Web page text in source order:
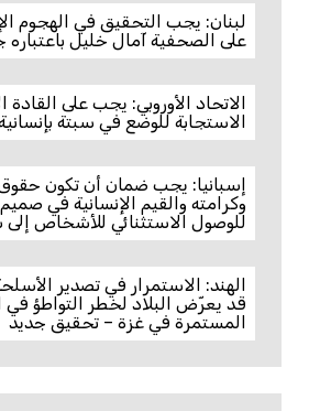
لبنان: يجب التحقيق في الهجوم
على الصحفية آمال خليل
الاتحاد الأوروبي: يجب على القادة
الاستجابة للوضع في سبتة
إسبانيا: يجب ضمان أن تكون
وكرامته والقيم الإنسانية في
للوصول الاستثنائي للأشخاص إلى
الهند: الاستمرار في تصدير
قد يعرّض البلاد لخطر التواطؤ في
المستمرة في غزة – تحقيق جديد